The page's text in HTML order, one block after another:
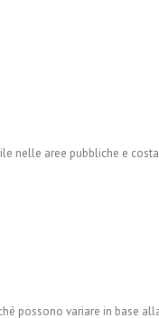
nelle aree pubbliche e
possono variare in base